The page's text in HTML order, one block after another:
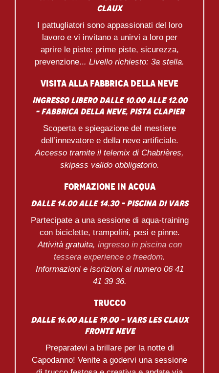
Claux
I pattugliatori sono appassionati del loro
lavoro e vi invitano a unirvi a loro per
aprire le piste: prime piste, sicurezza,
prevenzione... Livello richiesto: 3a stella.
VISITA ALLA FABBRICA DELLA NEVE
Ingresso libero dalle 10.00 alle 12.00
– Fabbrica della neve, pista Clapier
Scoperta e spiegazione del mestiere
dell’innevatore e della neve artificiale.
Accesso tramite il telemix di Chabrières,
skipass valido obbligatorio.
Formazione in acqua
Dalle 14.00 alle 14.30 – Piscina di Vars
Partecipate a una sessione di aqua-training
con biciclette, trampolini, pesi e pinne.
Attività gratuita, ingresso in piscina con
tessera experience o freedom.
Informazioni e iscrizioni al numero 06 41
41 39 36.
Trucco
dalle 16.00 alle 19.00 – Vars les Claux
fronte neve
Preparatevi a brillare per la notte di
Capodanno! Venite a godervi una sessione